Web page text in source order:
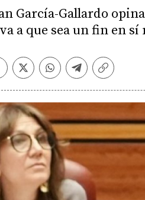
García-Gallardo
a que sea un fin en
TwitterWhatsapp
Telegram
Copiar